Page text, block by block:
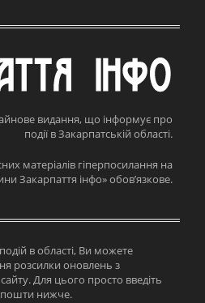
видання, що інформує про
події в Закарпатській області.
матеріалів гіперпосилання на
Закарпаття інфо» обов’язкове.
в області, Ви можете
розсилки оновлень з
Для цього просто введіть
пошти нижче.